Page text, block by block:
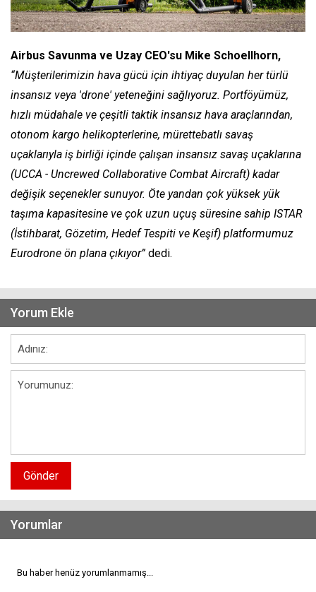
Airbus Savunma ve Uzay CEO'su Mike Schoellhorn,
“Müşterilerimizin hava gücü için ihtiyaç duyulan her türlü
insansız veya 'drone' yeteneğini sağlıyoruz. Portföyümüz,
hızlı müdahale ve çeşitli taktik insansız hava araçlarından,
otonom kargo helikopterlerine, mürettebatlı savaş
uçaklarıyla iş birliği içinde çalışan insansız savaş uçaklarına
(UCCA - Uncrewed Collaborative Combat Aircraft) kadar
değişik seçenekler sunuyor. Öte yandan çok yüksek yük
taşıma kapasitesine ve çok uzun uçuş süresine sahip ISTAR
(İstihbarat, Gözetim, Hedef Tespiti ve Keşif) platformumuz
Eurodrone ön plana çıkıyor”dedi.
Yorum Ekle
Gönder
Yorumlar
Bu haber henüz yorumlanmamış...